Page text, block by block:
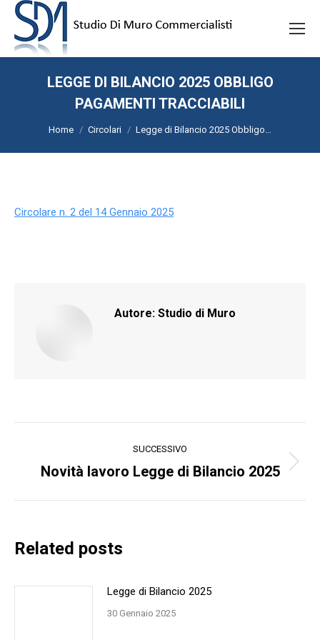
LEGGE DI BILANCIO 2025 OBBLIGO
PAGAMENTI TRACCIABILI
Tu sei qui:
Home Circolari Legge di Bilancio 2025 Obbligo…
Circolare n. 2 del 14 Gennaio 2025
Autore: Studio di Muro
tra
i
SUCCESSIVO
Prossimo
Novità lavoro Legge di Bilancio 2025
Related posts
Legge di Bilancio 2025
30 Gennaio 2025